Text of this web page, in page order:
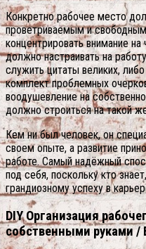
Конкретно рабочее место
проветриваемым и
концентрировать внимание
должно настраивать на
служить цитаты великих,
комплект проблемных
воодушевление на
должно строиться на такой
Кем ни был человек, он
своем опыте, а развитие
работе. Самый надёжный
под себя, поскольку кто
грандиозному успеху в
DIY Организация
собственными руками /